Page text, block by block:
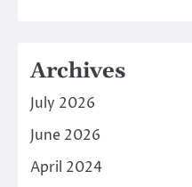
Archives
July 2026
June 2026
April 2024